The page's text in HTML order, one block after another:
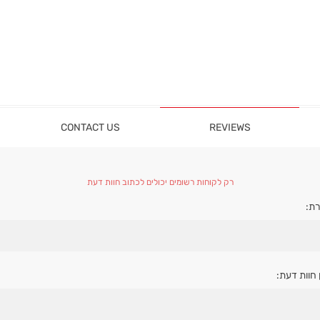
REVIEWS
CONTACT US
רק לקוחות רשומים יכולים לכתוב חוות דעת
חוות דעת: